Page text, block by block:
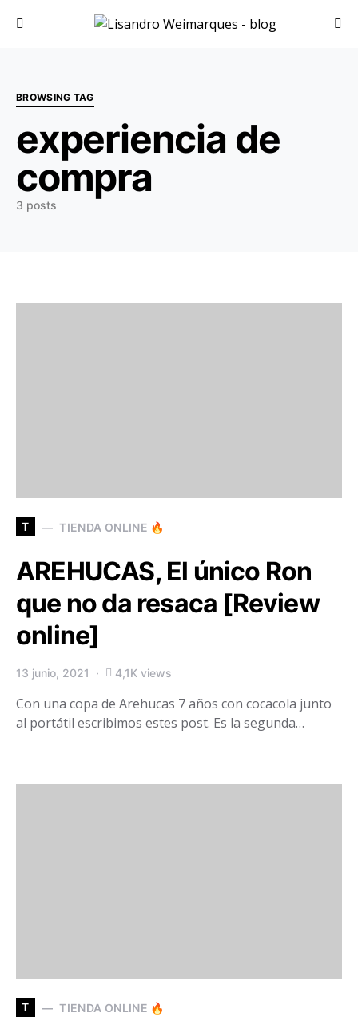
Search for:
BROWSING TAG
experiencia de
compra
3 posts
T TIENDA ONLINE 🔥
AREHUCAS, El único Ron
que no da resaca [Review
online]
13 junio, 2021 4,1K views
Con una copa de Arehucas 7 años con cocacola junto
al portátil escribimos estes post. Es la segunda…
T TIENDA ONLINE 🔥